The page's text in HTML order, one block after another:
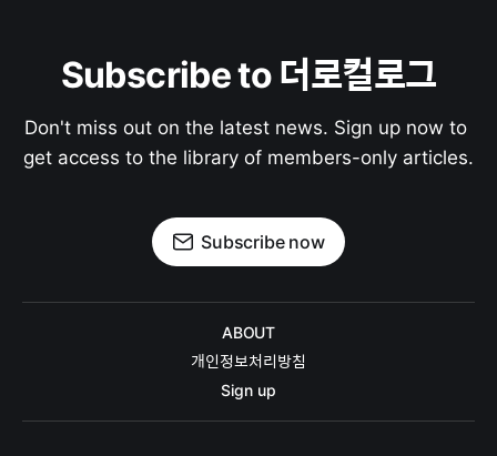
Subscribe to 더로컬로그
Don't miss out on the latest news. Sign up now to
get access to the library of members-only articles.
Subscribe now
ABOUT
개인정보처리방침
Sign up